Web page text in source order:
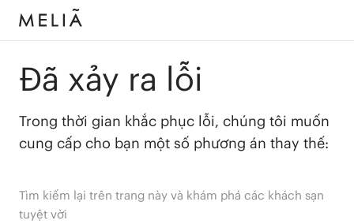
Đã xảy ra lỗi
Trong thời gian khắc phục lỗi, chúng tôi muốn
cung cấp cho bạn một số phương án thay thế:
Tìm kiếm lại trên trang này và khám phá các khách sạn
tuyệt vời